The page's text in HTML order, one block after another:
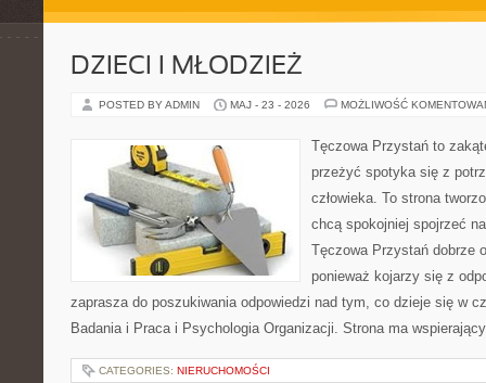
DZIECI I MŁODZIEŻ
POSTED BY ADMIN MAJ - 23 - 2026 MOŻLIWOŚĆ
Tęczowa Przystań to
przeżyć spotyka się z
człowieka. To strona
chcą spokojniej spojrzeć
Tęczowa Przystań dobrze
ponieważ kojarzy się z
zaprasza do poszukiwania odpowiedzi nad tym, co dzieje się w
Badania i Praca i Psychologia Organizacji. Strona ma
CATEGORIES: NIERUCHOMOŚCI